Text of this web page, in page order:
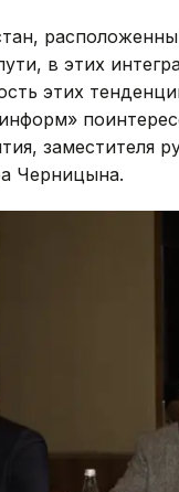
в этих
этих
заместителя
Черницына.